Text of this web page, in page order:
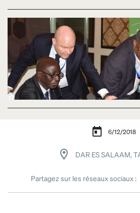
6/12/2018
DAR ES SALAAM,
Partagez sur les réseaux sociaux :